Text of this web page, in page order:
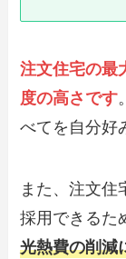
注文住宅の最
度の高さです
べてを自分好
また、注文住
採用できるた
光熱費の削減